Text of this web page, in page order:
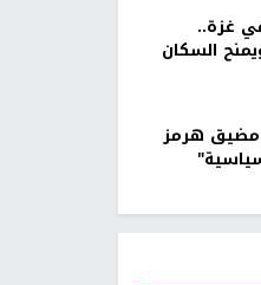
غزة..
السكان
مضيق هرمز